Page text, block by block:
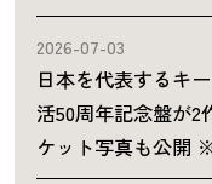
2026-07-03
日本を代表するキ
活50周年記念盤が2
ケット写真も公開